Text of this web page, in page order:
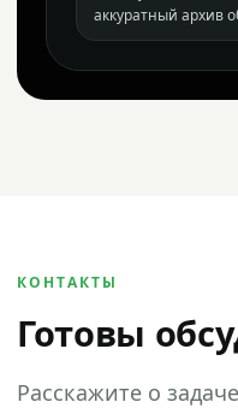
аккуратный архив
КОНТАКТЫ
Готовы
Расскажите о